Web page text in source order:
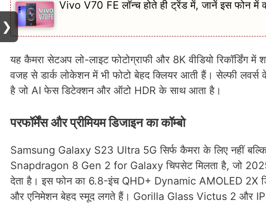
Vivo V70 FE लॉन्च होते ही ट्रेंड में, जानें इस फोन में
यह कैमरा सेटअप लो-लाइट फोटोग्राफी और 8K वीडियो रिकॉर्डिंग
वजह से डार्क लोकेशन में भी फोटो बेहद क्लियर आती हैं। सेल्फी
है जो AI फेस डिटेक्शन और ऑटो HDR के साथ आता है।
परफॉर्मेंस और प्रीमियम डिजाइन का कॉम्बो
Samsung Galaxy S23 Ultra 5G सिर्फ कैमरा के लिए नहीं
Snapdragon 8 Gen 2 for Galaxy चिपसेट मिलता है, जो 2025
देता है। इस फोन का 6.8-इंच QHD+ Dynamic AMOLED 2X
और एनिमेशन बेहद स्मूद लगते हैं। Gorilla Glass Victus 2 और
❯